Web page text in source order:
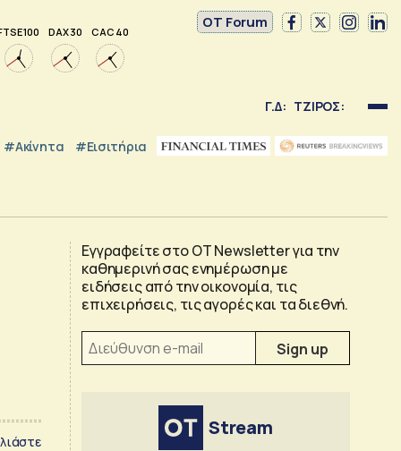
100 DAX 30 CAC 40
OT Forum
Γ.Δ: ΤΖΙΡΟΣ:
#Ακίνητα #εισιτήρια
Εγγραφείτε στο OT Newsletter για την
καθημερινή σας ενημέρωση με
ειδήσεις από την οικονομία, τις
επιχειρήσεις, τις αγορές και τα διεθνή.
Stream